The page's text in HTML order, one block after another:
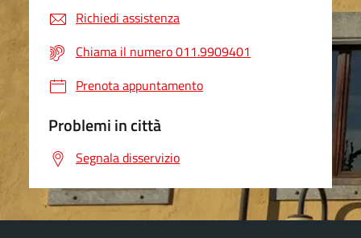
Richiedi assistenza
Chiama il numero 011.9909401
Prenota appuntamento
Problemi in città
Segnala disservizio